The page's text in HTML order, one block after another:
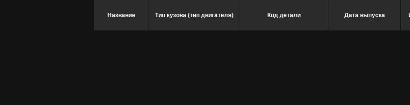
Название Тип кузова (тип двигателя) Код детали Дата выпуска